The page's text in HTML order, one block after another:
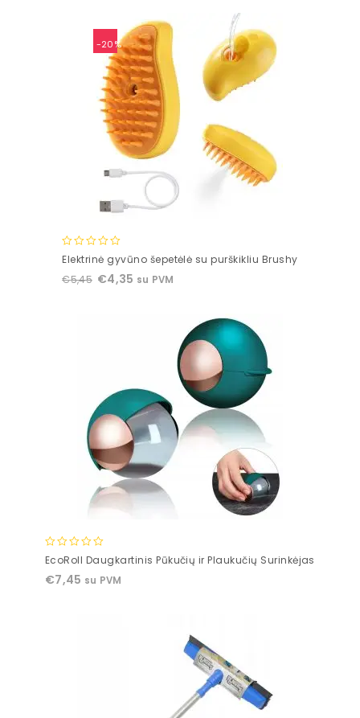
-20%
0
of
Elektrinė gyvūno šepetėlė su purškikliu Brushy
€5,45 €4,35 su PVM
0
of
EcoRoll Daugkartinis Pūkučių ir Plaukučių Surinkėjas
€7,45 su PVM